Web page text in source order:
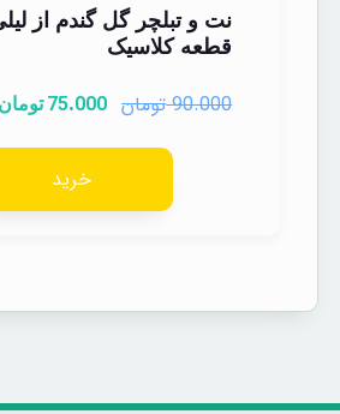
نت و تبلچر گل گندم از
قطعه کلاسیک
90.000 تومان 75.000 تومان
خرید